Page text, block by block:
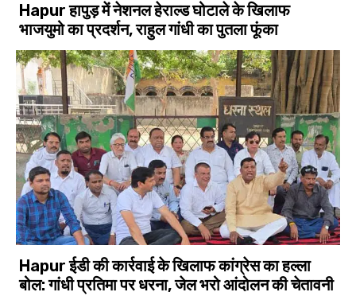
Hapur हापुड़ में नेशनल हेराल्ड घोटाले के खिलाफ
भाजयुमो का प्रदर्शन, राहुल गांधी का पुतला फूंका
Hapur ईडी की कार्रवाई के खिलाफ कांग्रेस का हल्ला
बोल: गांधी प्रतिमा पर धरना, जेल भरो आंदोलन की चेतावनी